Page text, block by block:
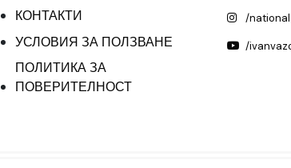
КОНТАКТИ
УСЛОВИЯ ЗА ПОЛЗВАНЕ
ПОЛИТИКА ЗА
ПОВЕРИТЕЛНОСТ
/
/